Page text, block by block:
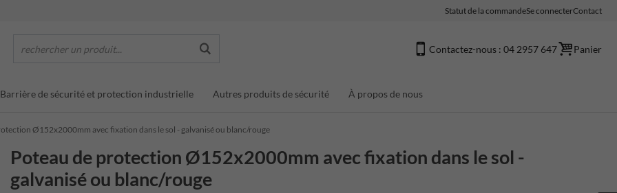
Statut de la commandeSe connecterContact
rechercher un produit... Contactez-nous : 04 2957 647 Panier
Barrière de sécurité et protection industrielle Autres produits de sécurité À propos de nous
Ø152x2000mm avec fixation dans le sol - galvanisé ou blanc/rouge
Poteau de protection Ø152x2000mm avec fixation dans le sol -
galvanisé ou blanc/rouge